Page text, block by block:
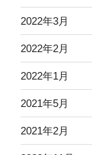
2022年3月
2022年2月
2022年1月
2021年5月
2021年2月